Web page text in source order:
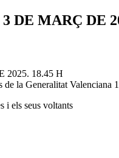
MARÇ DE
2025. 18.45 H
la Generalitat Valenciana
i els seus voltants